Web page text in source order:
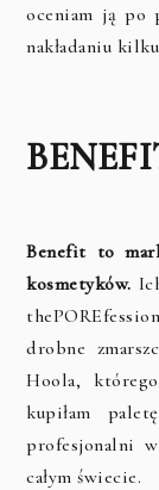
oceniam ją po
nakładaniu
Benefit to
kosmetyków.
drobne
Hoola,
kupiłam
profesjonalni
całym świecie.